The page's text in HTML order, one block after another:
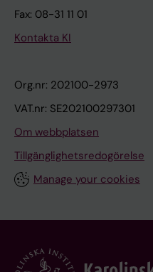
Fax: 08-31 11 01
Kontakta KI
Org.nr: 202100-2973
VAT.nr: SE202100297301
Om webbplatsen
Tillgänglighetsredogörelse
Manage your cookies